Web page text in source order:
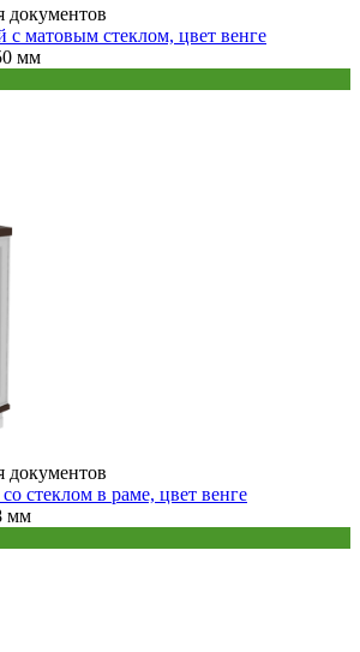
матовым стеклом, цвет венге
мм
стеклом в раме, цвет венге
мм